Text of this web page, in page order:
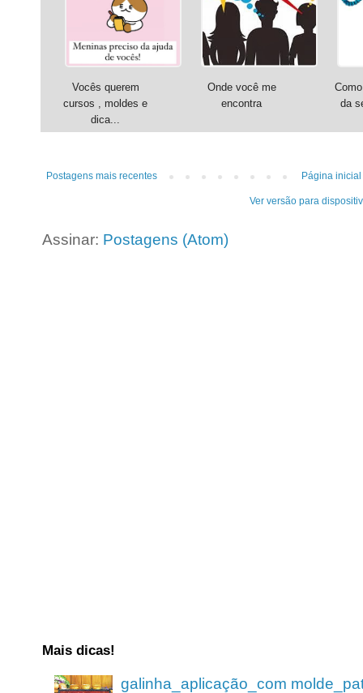
Vocês querem
cursos , moldes e
dica...
Onde você me
encontra
da
Postagens mais recentes Página inicial
Ver versão para
Assinar: Postagens (Atom)
Mais dicas!
galinha_aplicação_com